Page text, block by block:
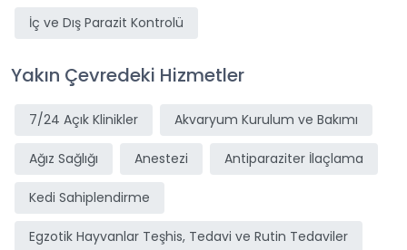
İç ve Dış Parazit Kontrolü
Yakın Çevredeki Hizmetler
7/24 Açık Klinikler Akvaryum Kurulum ve Bakımı
Ağız Sağlığı Anestezi Antiparaziter İlaçlama
Kedi Sahiplendirme
Egzotik Hayvanlar Teşhis, Tedavi ve Rutin Tedaviler